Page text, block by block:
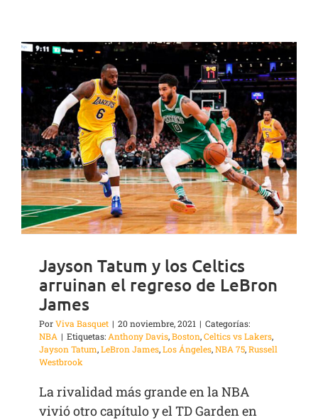
Jayson Tatum y los Celtics
arruinan el regreso de LeBron
James
PorViva Basquet | 20 noviembre, 2021 | Categorías:
NBA | Etiquetas: Anthony Davis,Boston,Celtics vs Lakers,
Jayson Tatum,LeBron James,Los Ángeles,NBA 75,Russell
Westbrook
La rivalidad más grande en la NBA
vivió otro capítulo y el TD Garden en